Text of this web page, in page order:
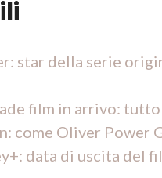
star della serie
film in arrivo:
come Oliver Power
data di uscita del